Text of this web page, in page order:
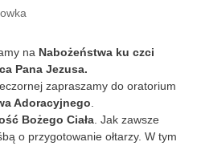
na Nabożeństwa ku czci
Pana Jezusa.
zapraszamy do oratorium
Adoracyjnego.
Bożego Ciała. Jak zawsze
o przygotowanie ołtarzy. W tym